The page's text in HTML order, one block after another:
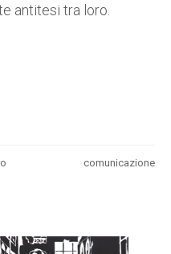
antitesi tra loro.
comunicazione